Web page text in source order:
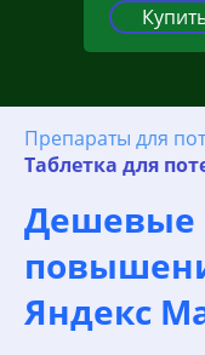
Препараты для
Таблетка для
Яндекс